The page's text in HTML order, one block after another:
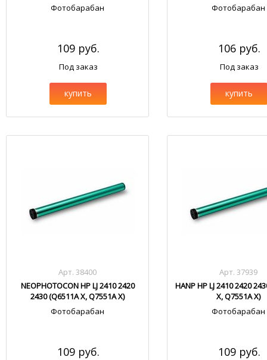
Фотобарабан
109 руб.
Под заказ
купить
Фотобарабан
106 руб.
Под заказ
купить
Арт. 38400
NEOPHOTOCON HP LJ 2410 2420
2430 (Q6511A X, Q7551A X)
Фотобарабан
109 руб.
Арт. 37939
HANP HP LJ 2410 2420
X, Q7551A X)
Фотобарабан
109 руб.